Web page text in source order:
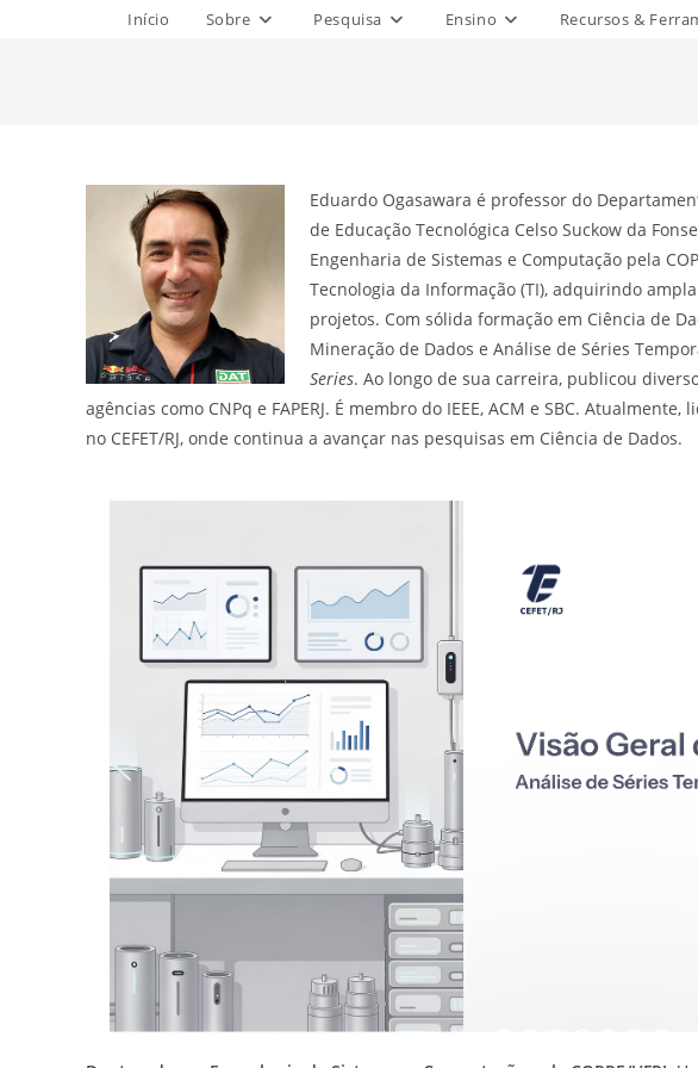
Início Sobre Pesquisa Ensino Recursos &
Eduardo Ogasawara é professor do
de Educação Tecnológica Celso Suckow da
Engenharia de Sistemas e Computação pela
Tecnologia da Informação (TI), adquirindo
projetos. Com sólida formação em Ciência de
Mineração de Dados e Análise de Séries
Series. Ao longo de sua carreira, publicou
agências como CNPq e FAPERJ. É membro do IEEE, ACM e SBC.
no CEFET/RJ, onde continua a avançar nas pesquisas em Ciência de Dados.